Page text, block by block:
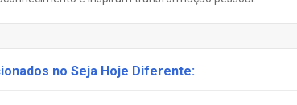
no Seja Hoje Diferente: